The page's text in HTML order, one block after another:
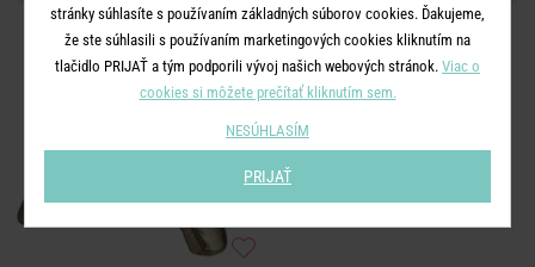
stránky súhlasíte s používaním základných súborov cookies. Ďakujeme,
že ste súhlasili s používaním marketingových cookies kliknutím na
tlačidlo PRIJAŤ a tým podporili vývoj našich webových stránok. Viac o
cookies si môžete prečítať kliknutím sem.
NESÚHLASÍM
PRIJAŤ